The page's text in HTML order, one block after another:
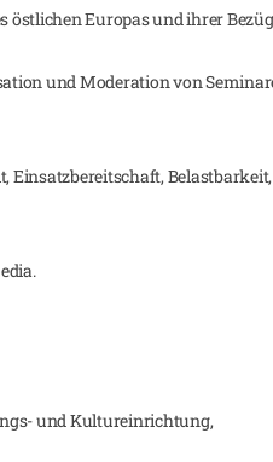
östlichen Europas und ihrer
und Moderation von
und Kultureinrichtung,